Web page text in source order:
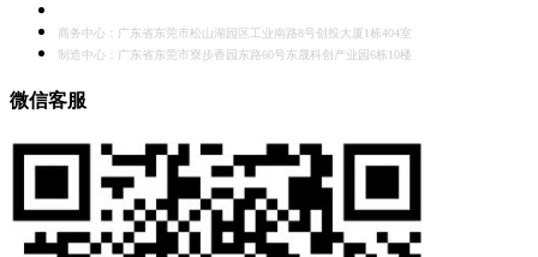
商务中心：广东省东莞市松山湖园区工业南路8号创投大厦1栋404室
制造中心：广东省东莞市寮步香园东路60号东晟科创产业园6栋10楼
微信客服